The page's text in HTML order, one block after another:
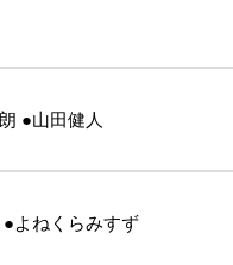
●山田健人
●よねくらみすず